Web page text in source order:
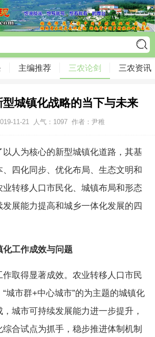
主编推荐 三农论剑 三农资讯
城镇化战略的当下与未来
11-21 人气： 1097 作者：尹稚
以人为核心的新型城镇化道路，其基
四化同步、优化布局、生态文明和
转移人口市民化、城镇布局和形态
展能力提高和城乡一体化发展的四
化工作成效与问题
作取得显著成效。农业转移人口市民
城市群+中心城市”的为主题的城镇化
城市可持续发展能力进一步提升，
合试点为抓手，稳步推进体制机制